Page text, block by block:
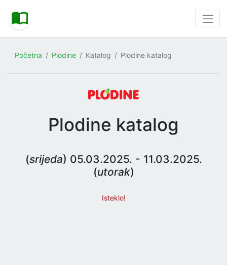
Početna Plodine Katalog Plodine katalog
Plodine katalog
(srijeda) 05.03.2025. - 11.03.2025.
(utorak)
Isteklo!